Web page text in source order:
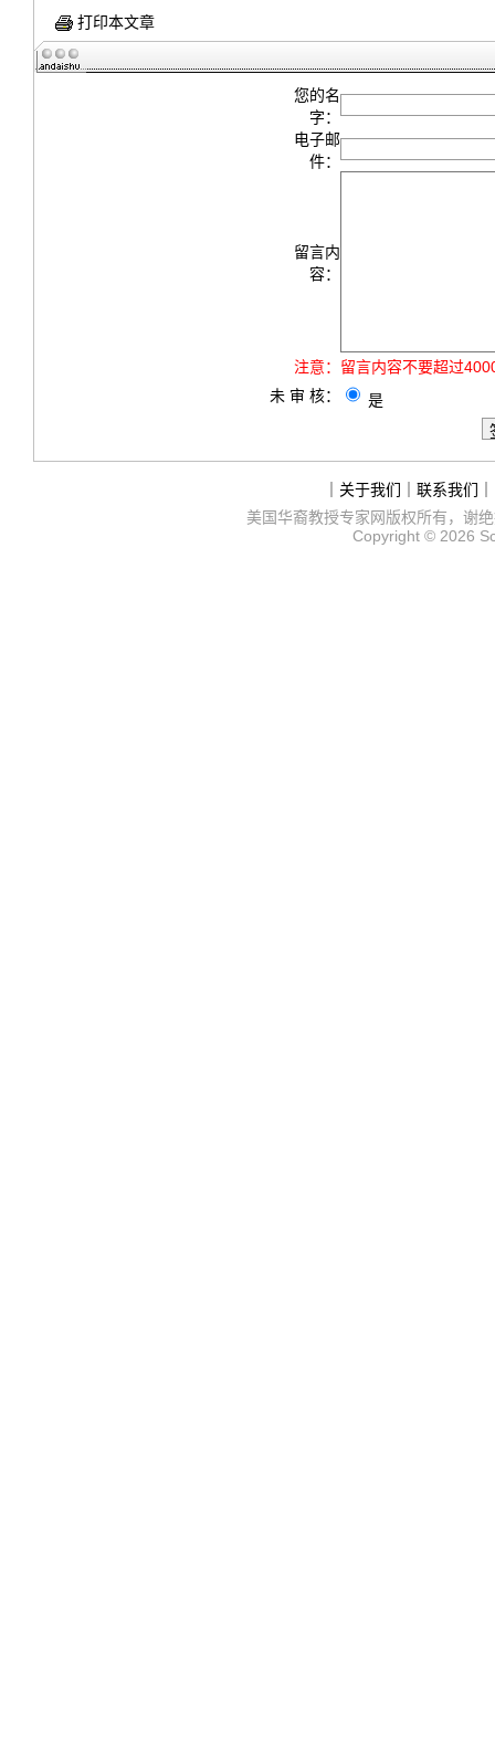
打印本文章
您的名
字：
电子邮
件：
留言内
容：
注意： 留言内容不要超过
未 审 核：
是
关于我们 联系我们
美国华裔教授专家网版权所有，谢
Copyright © 2026